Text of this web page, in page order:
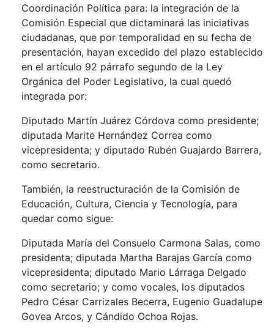
Coordinación Política para: la integración de la
Comisión Especial que dictaminará las iniciativas
ciudadanas, que por temporalidad en su fecha de
presentación, hayan excedido del plazo establecido
en el artículo 92 párrafo segundo de la Ley
Orgánica del Poder Legislativo, la cual quedó
integrada por:
Diputado Martín Juárez Córdova como presidente;
diputada Marite Hernández Correa como
vicepresidenta; y diputado Rubén Guajardo Barrera,
como secretario.
También, la reestructuración de la Comisión de
Educación, Cultura, Ciencia y Tecnología, para
quedar como sigue:
Diputada María del Consuelo Carmona Salas, como
presidenta; diputada Martha Barajas García como
vicepresidenta; diputado Mario Lárraga Delgado
como secretario; y como vocales, los diputados
Pedro César Carrizales Becerra, Eugenio Guadalupe
Govea Arcos, y Cándido Ochoa Rojas.